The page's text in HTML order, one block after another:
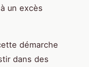
un excès
démarche
dans des